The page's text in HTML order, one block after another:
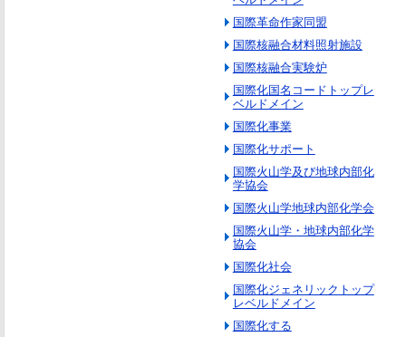
国際革命作家同盟
国際核融合材料照射施設
国際核融合実験炉
国際化国名コードトップレ
ベルドメイン
国際化事業
国際化サポート
国際火山学及び地球内部化
学協会
国際火山学地球内部化学会
国際火山学・地球内部化学
協会
国際化社会
国際化ジェネリックトップ
レベルドメイン
国際化する